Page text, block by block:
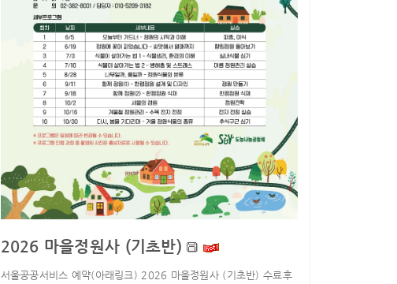
2026 마을정원사 (기초반)
서울공공서비스 예약(아래링크) 2026 마을정원사 (기초반) 수료후